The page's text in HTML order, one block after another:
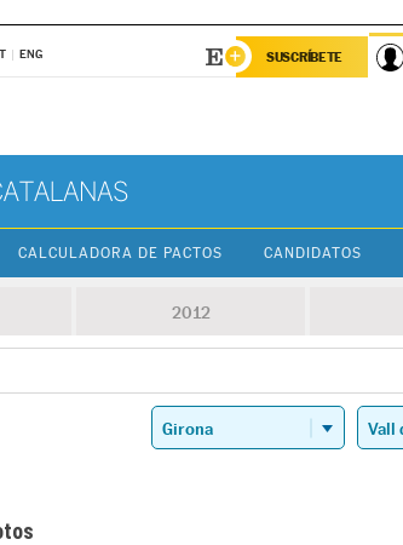
ENG SUSCRÍBETE
CALCULADORA DE PACTOS CANDIDATOS
2012